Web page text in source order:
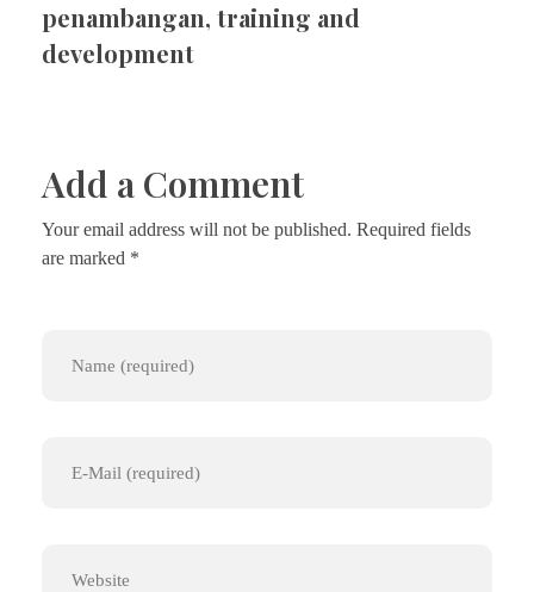
penambangan, training and
development
Add a Comment
Your email address will not be published. Required fields
are marked *